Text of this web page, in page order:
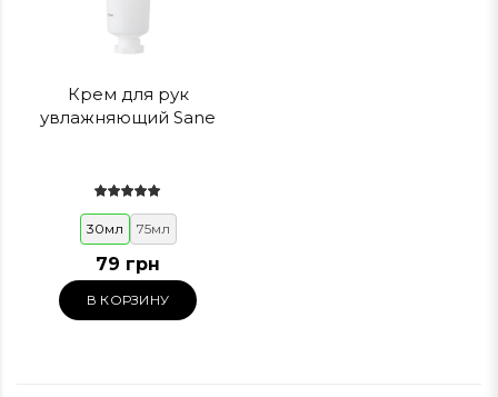
Крем для рук
увлажняющий Sane
30мл 75мл
79 грн
В КОРЗИНУ